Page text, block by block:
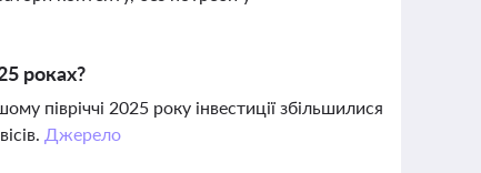
роках?
півріччі 2025 року інвестиції збільшилися
Джерело